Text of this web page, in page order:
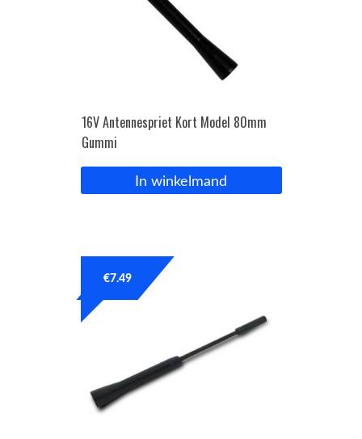
16V Antennespriet Kort Model 80mm
Gummi
In winkelmand
€7.49